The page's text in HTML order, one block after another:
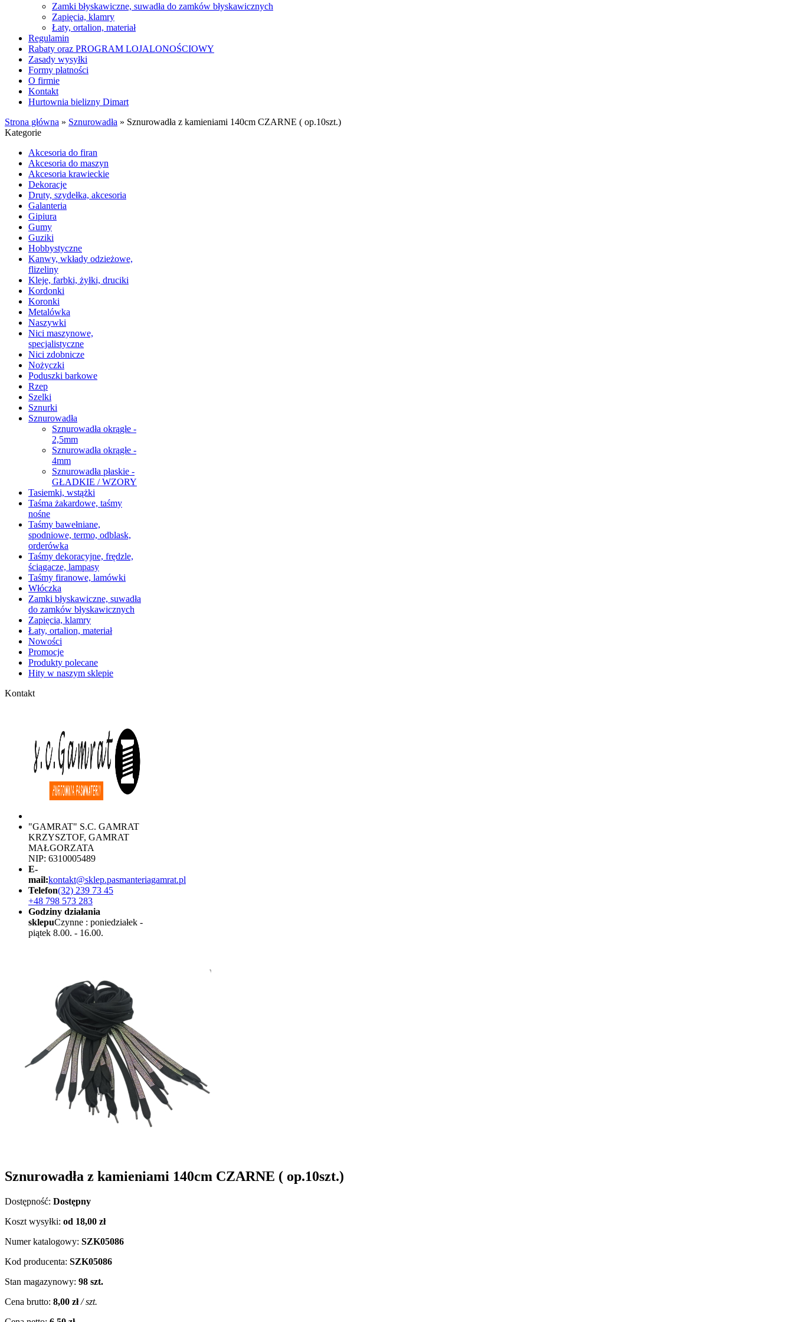
Zamki błyskawiczne, suwadła do zamków błyskawicznych
Zapięcia, klamry
Łaty, ortalion, materiał
Regulamin
Rabaty oraz PROGRAM LOJALONOŚCIOWY
Zasady wysyłki
Formy płatności
O firmie
Kontakt
Hurtownia bielizny Dimart
Strona główna » Sznurowadła » Sznurowadła z kamieniami 140cm CZARNE ( op.10szt.)
Kategorie
Akcesoria do firan
Akcesoria do maszyn
Akcesoria krawieckie
Dekoracje
Druty, szydełka, akcesoria
Galanteria
Gipiura
Gumy
Guziki
Hobbystyczne
Kanwy, wkłady odzieżowe,
flizeliny
Kleje, farbki, żyłki, druciki
Kordonki
Koronki
Metalówka
Naszywki
Nici maszynowe,
specjalistyczne
Nici zdobnicze
Nożyczki
Poduszki barkowe
Rzep
Szelki
Sznurki
Sznurowadła
Sznurowadła okrągłe -
2,5mm
Sznurowadła okrągłe -
4mm
Sznurowadła płaskie -
GŁADKIE / WZORY
Tasiemki, wstążki
Taśma żakardowe, taśmy
nośne
Taśmy bawełniane,
spodniowe, termo, odblask,
orderówka
Taśmy dekoracyjne, frędzle,
ściągacze, lampasy
Taśmy firanowe, lamówki
Włóczka
Zamki błyskawiczne, suwadła
do zamków błyskawicznych
Zapięcia, klamry
Łaty, ortalion, materiał
Nowości
Promocje
Produkty polecane
Hity w naszym sklepie
Kontakt
"GAMRAT" S.C. GAMRAT
KRZYSZTOF, GAMRAT
MAŁGORZATA
NIP: 6310005489
E-
mail:kontakt@sklep.pasmanteriagamrat.pl
Telefon(32) 239 73 45
+48 798 573 283
Godziny działania
sklepuCzynne : poniedziałek -
piątek 8.00. - 16.00.
Sznurowadła z kamieniami 140cm CZARNE ( op.10szt.)
Dostępność: Dostępny
Koszt wysyłki: od 18,00 zł
Numer katalogowy: SZK05086
Kod producenta: SZK05086
Stan magazynowy: 98 szt.
Cena brutto: 8,00 zł / szt.